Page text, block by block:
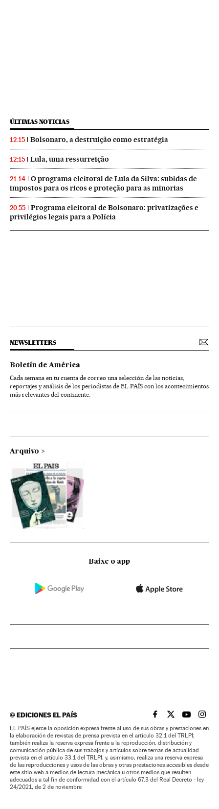
ÚLTIMAS NOTICIAS
12:15 Bolsonaro, a destruição como estratégia
12:15 Lula, uma ressurreição
21:14
O programa eleitoral de Lula da Silva: subidas de
impostos para os ricos e proteção para as minorias
20:55
Programa eleitoral de Bolsonaro: privatizações e
privilégios legais para a Polícia
NEWSLETTERS
Boletín de América
Cada semana en tu cuenta de correo una selección de las noticias,
reportajes y análisis de los periodistas de EL PAÍS con los acontecimientos
más relevantes del continente.
Arquivo
Baixe o app
©EDICIONES EL PAÍS EL PAÍS BRASIL EN
EL PAÍSEL PAÍS
EL
EL PAÍS ejerce la oposición expresa frente al uso de sus obras y prestaciones en
la elaboración de revistas de prensa prevista en el artículo 32.1 del TRLPI;
también realiza la reserva expresa frente a la reproducción, distribución y
comunicación pública de sus trabajos y artículos sobre temas de actualidad
prevista en el artículo 33.1 del TRLPI; y, asimismo, realiza una reserva expresa
de las reproducciones y usos de las obras y otras prestaciones accesibles desde
este sitio web a medios de lectura mecánica u otros medios que resulten
adecuados a tal fin de conformidad con el artículo 67.3 del Real Decreto - ley
24/2021, de 2 de noviembre